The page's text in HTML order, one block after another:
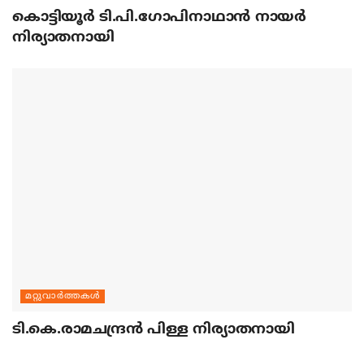
കൊട്ടിയൂര്‍ ടി.പി.ഗോപിനാഥാന്‍ നായര്‍
നിര്യാതനായി
മറ്റുവാര്‍ത്തകള്‍
ടി.കെ.രാമചന്ദ്രന്‍ പിള്ള നിര്യാതനായി